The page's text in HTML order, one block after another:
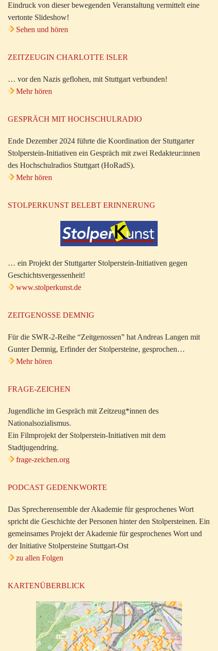
Eindruck von dieser bewegenden Veranstaltung vermittelt eine
vertonte Slideshow!
Sehen und hören
ZEITZEUGIN CHARLOTTE ISLER
… vor den Nazis geflohen, mit Stuttgart verbunden!
Mehr hören
GESPRÄCH MIT HOCHSCHULRADIO
Ende Dezember 2024 führte die Koordination der Stuttgarter
Stolperstein-Initiativen ein Gespräch mit zwei Redakteur:innen
des Hochschulradios Stuttgart (HoRadS).
Mehr hören
STOLPERKUNST BELEBT ERINNERUNG
… ein Projekt der Stuttgarter Stolperstein-Initiativen gegen
Geschichtsvergessenheit!
www.stolperkunst.de
ZEITGENOSSE DEMNIG
Für die SWR-2-Reihe “Zeitgenossen” hat Andreas Langen mit
Gunter Demnig, Erfinder der Stolpersteine, gesprochen…
Mehr hören
FRAGE-ZEICHEN
Jugendliche im Gespräch mit Zeitzeug*innen des
Nationalsozialismus.
Ein Filmprojekt der Stolperstein-Initiativen mit dem
Stadtjugendring.
frage-zeichen.org
PODCAST GEDENKWORTE
Das Sprecherensemble der Akademie für gesprochenes Wort
spricht die Geschichte der Personen hinter den Stolpersteinen. Ein
gemeinsames Projekt der Akademie für gesprochenes Wort und
der Initiative Stolpersteine Stuttgart-Ost
zu allen Folgen
KARTENÜBERBLICK